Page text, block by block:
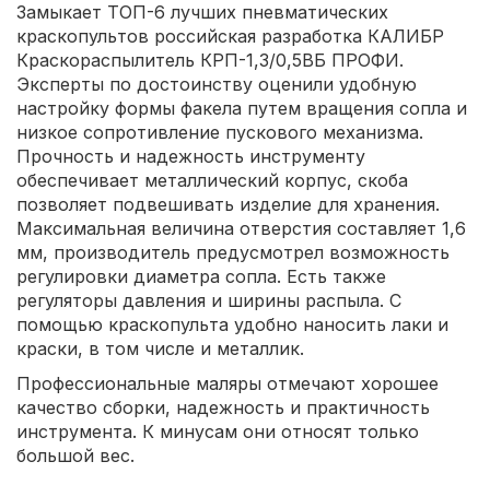
Замыкает ТОП-6 лучших пневматических
краскопультов российская разработка КАЛИБР
Краскораспылитель КРП-1,3/0,5ВБ ПРОФИ.
Эксперты по достоинству оценили удобную
настройку формы факела путем вращения сопла и
низкое сопротивление пускового механизма.
Прочность и надежность инструменту
обеспечивает металлический корпус, скоба
позволяет подвешивать изделие для хранения.
Максимальная величина отверстия составляет 1,6
мм, производитель предусмотрел возможность
регулировки диаметра сопла. Есть также
регуляторы давления и ширины распыла. С
помощью краскопульта удобно наносить лаки и
краски, в том числе и металлик.
Профессиональные маляры отмечают хорошее
качество сборки, надежность и практичность
инструмента. К минусам они относят только
большой вес.